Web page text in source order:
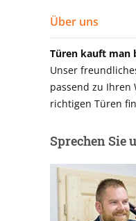
Über uns
Türen kauft man
Unser
passend zu Ihren
richtigen Türen
Sprechen Sie